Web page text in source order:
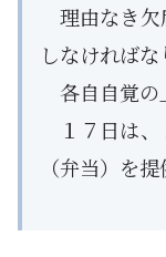
理由なき欠
しなければな
各自自覚の
１７日は、
（弁当）を